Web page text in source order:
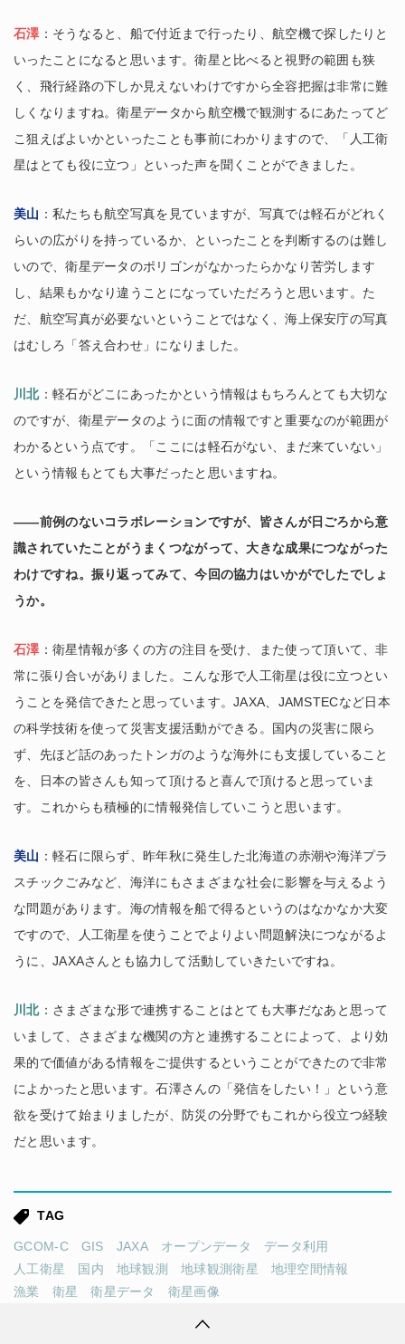
石澤 ：そうなると、船で付近まで行ったり、航空機で探したりと
いったことになると思います。衛星と比べると視野の範囲も狭
く、飛行経路の下しか見えないわけですから全容把握は非常に難
しくなりますね。衛星データから航空機で観測するにあたってど
こ狙えばよいかといったことも事前にわかりますので、「人工衛
星はとても役に立つ」といった声を聞くことができました。
美山 ：私たちも航空写真を見ていますが、写真では軽石がどれく
らいの広がりを持っているか、といったことを判断するのは難し
いので、衛星データのポリゴンがなかったらかなり苦労します
し、結果もかなり違うことになっていただろうと思います。た
だ、航空写真が必要ないということではなく、海上保安庁の写真
はむしろ「答え合わせ」になりました。
川北：軽石がどこにあったかという情報はもちろんとても大切な
のですが、衛星データのように面の情報ですと重要なのが範囲が
わかるという点です。「ここには軽石がない、まだ来ていない」
という情報もとても大事だったと思いますね。
――前例のないコラボレーションですが、皆さんが日ごろから意
識されていたことがうまくつながって、大きな成果につながった
わけですね。振り返ってみて、今回の協力はいかがでしたでしょ
うか。
石澤 ：衛星情報が多くの方の注目を受け、また使って頂いて、非
常に張り合いがありました。こんな形で人工衛星は役に立つとい
うことを発信できたと思っています。JAXA、JAMSTECなど日本
の科学技術を使って災害支援活動ができる。国内の災害に限ら
ず、先ほど話のあったトンガのような海外にも支援していること
を、日本の皆さんも知って頂けると喜んで頂けると思っていま
す。これからも積極的に情報発信していこうと思います。
美山 ：軽石に限らず、昨年秋に発生した北海道の赤潮や海洋プラ
スチックごみなど、海洋にもさまざまな社会に影響を与えるよう
な問題があります。海の情報を船で得るというのはなかなか大変
ですので、人工衛星を使うことでよりよい問題解決につながるよ
うに、JAXAさんとも協力して活動していきたいですね。
川北：さまざまな形で連携することはとても大事だなあと思って
いまして、さまざまな機関の方と連携することによって、より効
果的で価値がある情報をご提供するということができたので非常
によかったと思います。石澤さんの「発信をしたい！」という意
欲を受けて始まりましたが、防災の分野でもこれから役立つ経験
だと思います。
TAG
GCOM-C GIS JAXA オープンデータ
データ利用
人工衛星
国内 地球観測 地球観測衛星
地理空間情報
漁業
衛星 衛星データ 衛星画像